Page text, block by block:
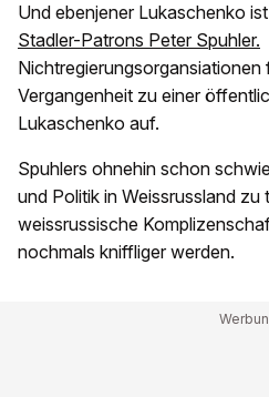
Und ebenjener Lukaschenko
Stadler-Patrons Peter Spuhler.
Nichtregierungsorgansiationen
Vergangenheit zu einer
Lukaschenko auf.
Spuhlers ohnehin schon
und Politik in Weissrussland zu
weissrussische
nochmals kniffliger werden.